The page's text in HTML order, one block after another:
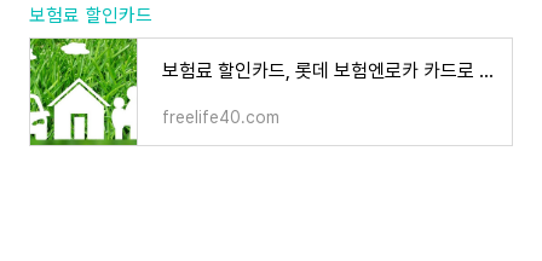
보험료 할인카드
보험료 할인카드, 롯데 보험엔로카 카드로 해결해보세요.
freelife40.com